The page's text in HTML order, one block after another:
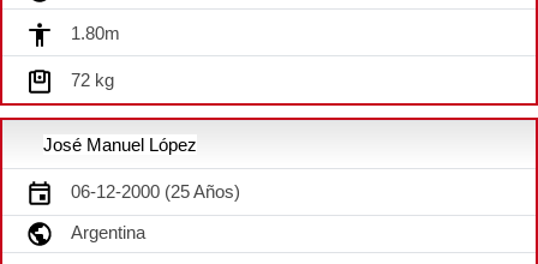
1.80m
72 kg
José Manuel López
06-12-2000 (25 Años)
Argentina